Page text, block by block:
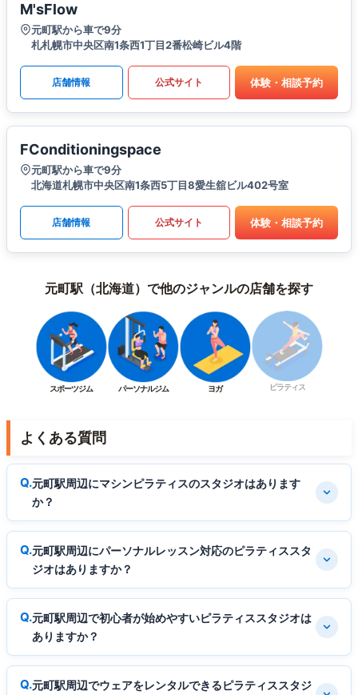
M'sFlow
元町駅から車で9分
札札幌市中央区南1条西1丁目2番松崎ビル4階
店舗情報 公式サイト 体験・相談予約
FConditioningspace
元町駅から車で9分
北海道札幌市中央区南1条西5丁目8愛生舘ビル402号室
店舗情報 公式サイト 体験・相談予約
元町駅（北海道）で他のジャンルの店舗を探す
スポーツジム パーソナルジム ヨガ ピラティス
よくある質問
元町駅周辺にマシンピラティスのスタジオはあります
か？
元町駅周辺にパーソナルレッスン対応のピラティススタ
ジオはありますか？
元町駅周辺で初心者が始めやすいピラティススタジオは
ありますか？
元町駅周辺でウェアをレンタルできるピラティススタジ